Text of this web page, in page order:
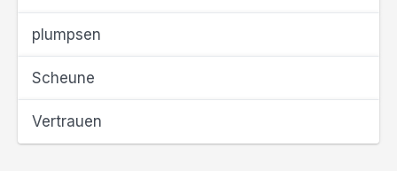
plumpsen
Scheune
Vertrauen